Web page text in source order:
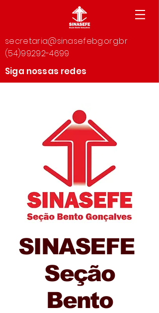
secretaria@sinasefebg.org.br
(54)99292-4699
Siga nossas redes
SINASEFE
Seção
Bento